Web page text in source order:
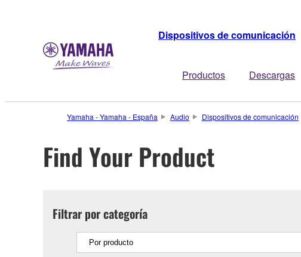
Dispositivos de comunicación
Productos Descargas
Yamaha - Yamaha - España Audio Dispositivos de comunicación
Find Your Product
Filtrar por categoría